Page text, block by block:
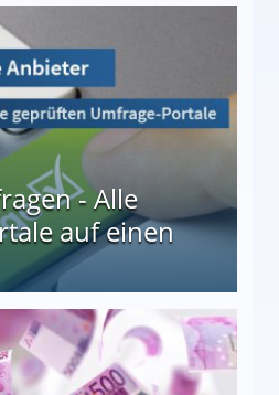
- Alle
auf einen